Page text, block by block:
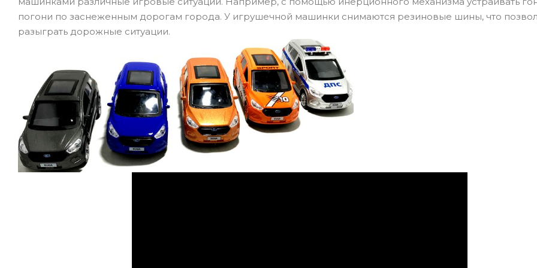
погони по заснеженным дорогам города. У игрушечной машинки снимаются резиновые шины, что
разыграть дорожные ситуации.